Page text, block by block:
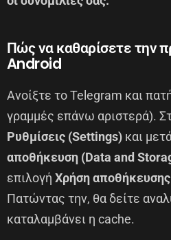
Πώς να καθαρίσετε την
Android
Ανοίξτε το Telegram και
γραμμές επάνω αριστερά).
Ρυθμίσεις (Settings) και
αποθήκευση (Data and
επιλογή Χρήση
Πατώντας την, θα δείτε
καταλαμβάνει η cache.